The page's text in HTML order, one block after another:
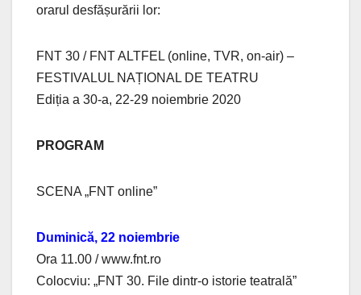
orarul desfășurării lor:
FNT 30 / FNT ALTFEL (online, TVR, on-air) –
FESTIVALUL NAȚIONAL DE TEATRU
Ediția a 30-a, 22-29 noiembrie 2020
PROGRAM
SCENA „FNT online”
Duminică, 22 noiembrie
Ora 11.00 / www.fnt.ro
Colocviu: „FNT 30. File dintr-o istorie teatrală”